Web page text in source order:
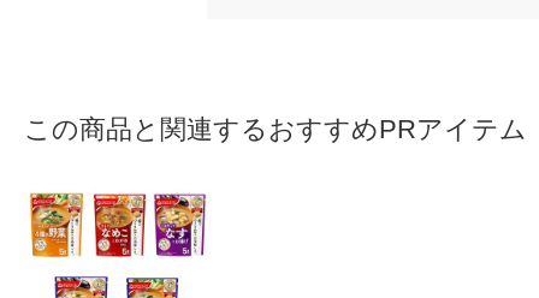
この商品と関連するおすすめPRアイテム